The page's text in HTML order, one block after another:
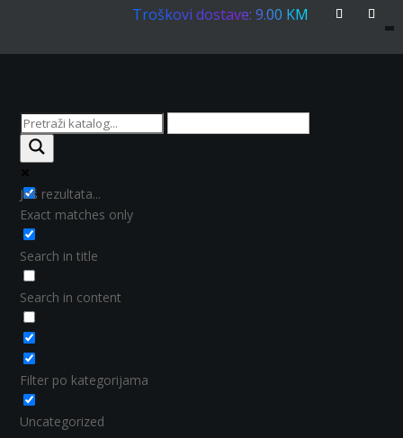
Troškovi dostave: 9.00 KM
Još rezultata...
Exact matches only
Search in title
Search in content
Filter po kategorijama
Uncategorized